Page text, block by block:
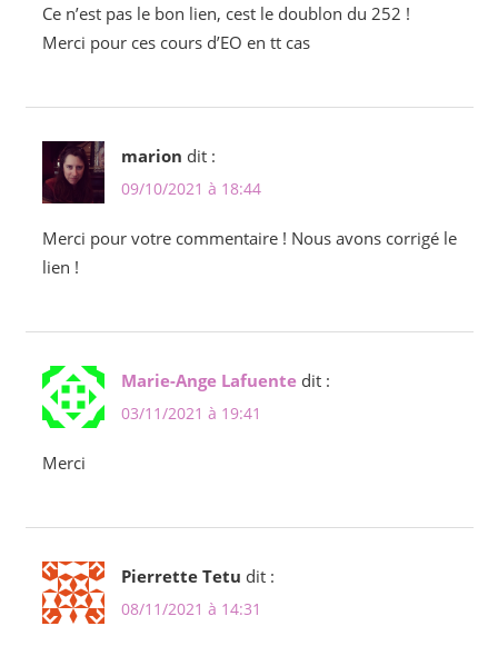
Ce n’est pas le bon lien, cest le doublon du 252 !
Merci pour ces cours d’EO en tt cas
marion dit :
09/10/2021 à 18:44
Merci pour votre commentaire ! Nous avons corrigé le
lien !
Marie-Ange Lafuente dit :
03/11/2021 à 19:41
Merci
Pierrette Tetu dit :
08/11/2021 à 14:31